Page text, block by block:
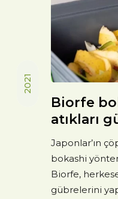
2021
Biorfe
atıkları
Japonlar’ın
bokashi
Biorfe,
gübrelerini